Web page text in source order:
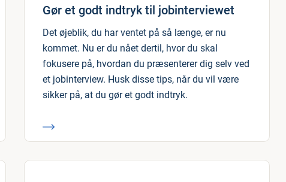
Gør et godt indtryk til jobinterviewet
Det øjeblik, du har ventet på så længe, er nu
kommet. Nu er du nået dertil, hvor du skal
fokusere på, hvordan du præsenterer dig selv ved
et jobinterview. Husk disse tips, når du vil være
sikker på, at du gør et godt indtryk.